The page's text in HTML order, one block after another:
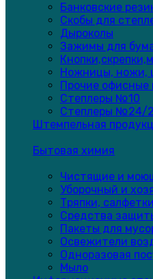
Банковские
Скобы для
Дыроколы
Зажимы для
Ножницы, ножи,
Прочие
Степлеры №10
Степлеры №24/
Штемпельная
Бытовая химия
Чистящие и
Уборочный и
Тряпки,
Средства
Пакеты для
Освежители
Одноразовая
Мыло